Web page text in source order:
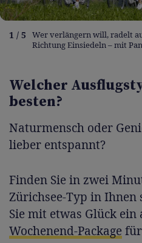
1 / 5
Wer verlängern will, radelt
Richtung Einsiedeln – mit
Welcher
besten?
Naturmensch oder
lieber entspannt?
Finden Sie in zwei
Zürichsee-Typ in Ihnen
Sie mit etwas Glück ein
Wochenend-Package